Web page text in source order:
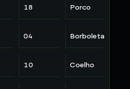
18 Porco
04 Borboleta
10 Coelho